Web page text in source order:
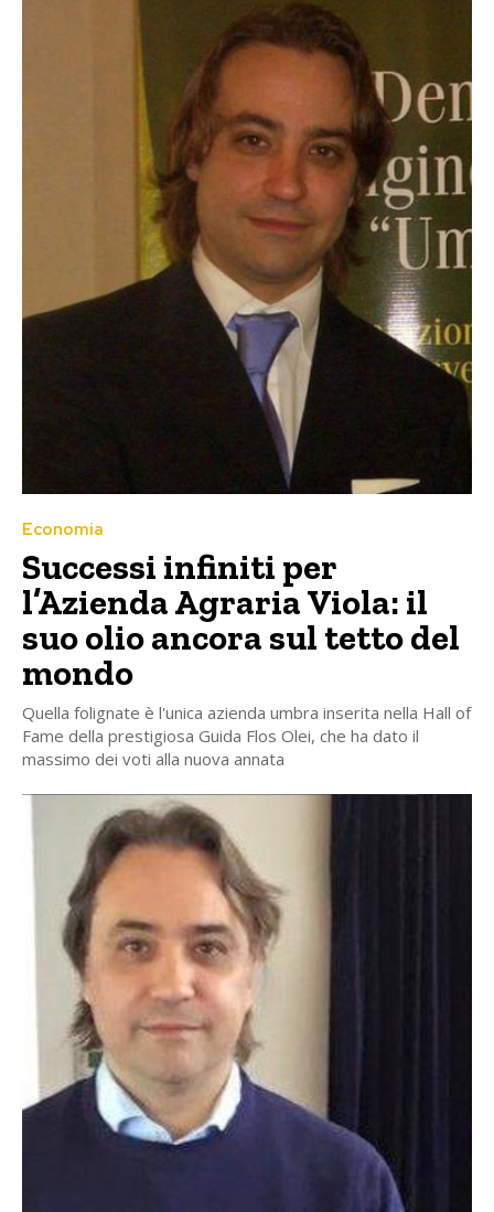
Economia
Successi infiniti per
l’Azienda Agraria Viola: il
suo olio ancora sul tetto del
mondo
Quella folignate è l'unica azienda umbra inserita nella Hall of
Fame della prestigiosa Guida Flos Olei, che ha dato il
massimo dei voti alla nuova annata